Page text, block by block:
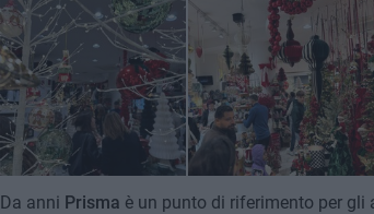
Da anni Prisma è un punto di riferimento per gli